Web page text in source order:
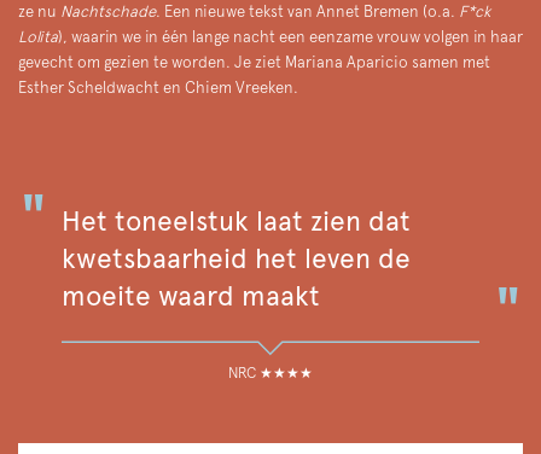
ze nu Nachtschade. Een nieuwe tekst van Annet Bremen (o.a. F*ck
Lolita), waarin we in één lange nacht een eenzame vrouw volgen in haar
gevecht om gezien te worden. Je ziet Mariana Aparicio samen met
Esther Scheldwacht en Chiem Vreeken.
Het toneelstuk laat zien dat
kwetsbaarheid het leven de
moeite waard maakt
NRC ★★★★